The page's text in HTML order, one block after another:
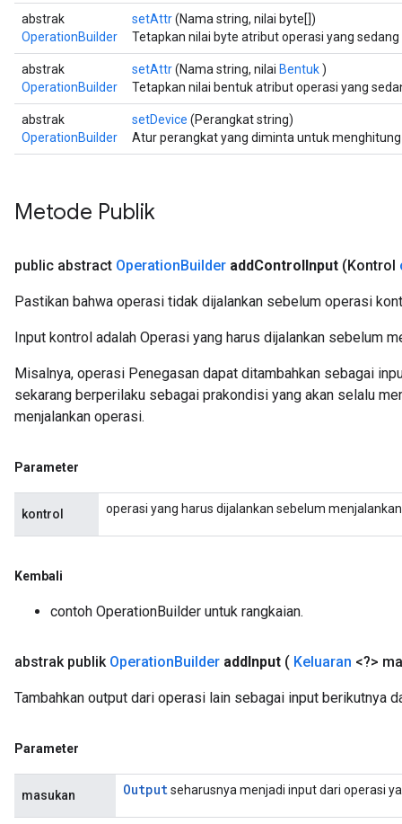
abstrak
OperationBuilder
setAttr(Nama string, nilai byte[])
Tetapkan nilai byte atribut operasi yang sedang
abstrak
OperationBuilder
setAttr(Nama string, nilai Bentuk)
Tetapkan nilai bentuk atribut operasi yang
abstrak
OperationBuilder
setDevice (Perangkat string)
Atur perangkat yang diminta untuk
Metode Publik
public abstract OperationBuilder addControlInput (Kontrol
Pastikan bahwa operasi tidak dijalankan sebelum operasi
Input kontrol adalah Operasi yang harus dijalankan sebelum
Misalnya, operasi Penegasan dapat ditambahkan sebagai
sekarang berperilaku sebagai prakondisi yang akan selalu
menjalankan operasi.
Parameter
kontrol operasi yang harus dijalankan sebelum
Kembali
contoh OperationBuilder untuk rangkaian.
abstrak publik OperationBuilder addInput ( Keluaran <?>
Tambahkan output dari operasi lain sebagai input berikutnya
Parameter
masukan Outputseharusnya menjadi input dari operasi